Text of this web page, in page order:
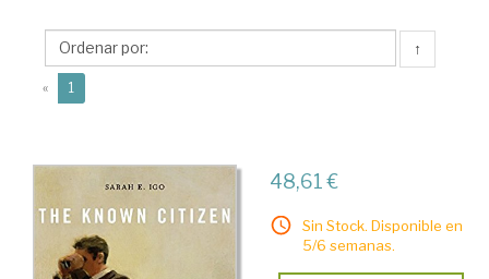
↑
« 1
48,61 €
Sin Stock. Disponible en
5/6 semanas.